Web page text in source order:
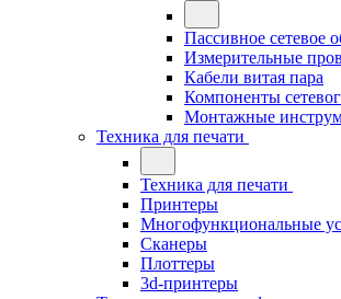
Пассивное сетевое
Измерительные
Кабели витая пара
Компоненты
Монтажные
Техника для печати
Техника для печати
Принтеры
Многофункциональные
Сканеры
Плоттеры
3d-принтеры